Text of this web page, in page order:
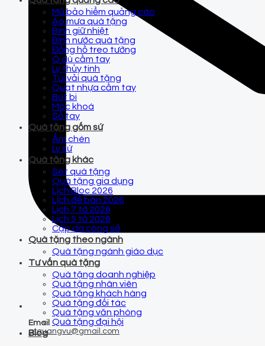
Email
qtquangvu@gmail.com
Mũ bảo hiểm quảng cáo
Áo mưa quà tặng
Bình giữ nhiệt
Bình nước quà tặng
Đồng hồ treo tường
Ô dù cầm tay
Ly thủy tinh
Túi vải quà tặng
Quạt nhựa cầm tay
Bút bi
Móc khoá
Sổ tay
Quà tặng gốm sứ
Ấm chén
Ly sứ
Quà tặng khác
Set quà tặng
Quà tặng gia dụng
Lịch Bloc 2026
Lịch để bàn 2026
Lịch 7 tờ 2026
Lịch 5 tờ 2026
Cặp da công sở
Quà tặng theo ngành
Quà tặng ngành giáo dục
Tư vấn quà tặng
Quà tặng doanh nghiệp
Quà tặng nhân viên
Quà tặng khách hàng
Quà tặng đối tác
Quà tặng văn phòng
Quà tặng đại hội
Blog